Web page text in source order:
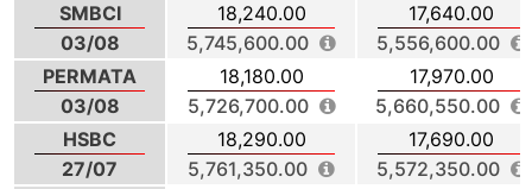
SMBCI
03/08
18,240.00
5,745,600.00
17,640.00
5,556,600.00
PERMATA
03/08
18,180.00
5,726,700.00
17,970.00
5,660,550.00
HSBC
27/07
18,290.00
5,761,350.00
17,690.00
5,572,350.00